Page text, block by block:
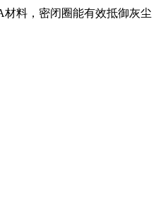
料，密闭圈能有效抵御灰尘